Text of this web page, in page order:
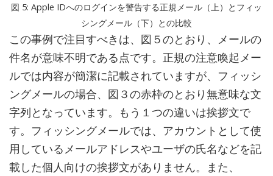
図 5: Apple IDへのログインを警告する正規メール（上）とフィッ
シングメール（下）との比較
この事例で注目すべきは、図５のとおり、メールの
件名が意味不明である点です。正規の注意喚起メー
ルでは内容が簡潔に記載されていますが、フィッシ
ングメールの場合、図３の赤枠のとおり無意味な文
字列となっています。もう１つの違いは挨拶文で
す。フィッシングメールでは、アカウントとして使
用しているメールアドレスやユーザの氏名などを記
載した個人向けの挨拶文がありません。また、